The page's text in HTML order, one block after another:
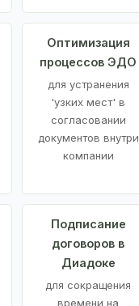
Оптимизация
процессов ЭДО
для устранения
'узких мест' в
согласовании
документов внутри
компании
Подписание
договоров в
Диадоке
для сокращения
времени на